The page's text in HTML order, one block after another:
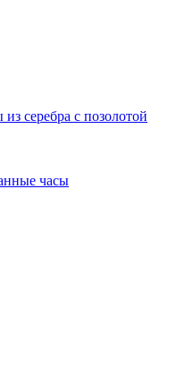
серебра с позолотой
часы